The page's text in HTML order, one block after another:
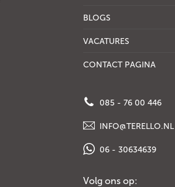
BLOGS
VACATURES
CONTACT PAGINA
085 - 76 00 446
INFO@TERELLO.NL
06 - 30634639
Volg ons op: